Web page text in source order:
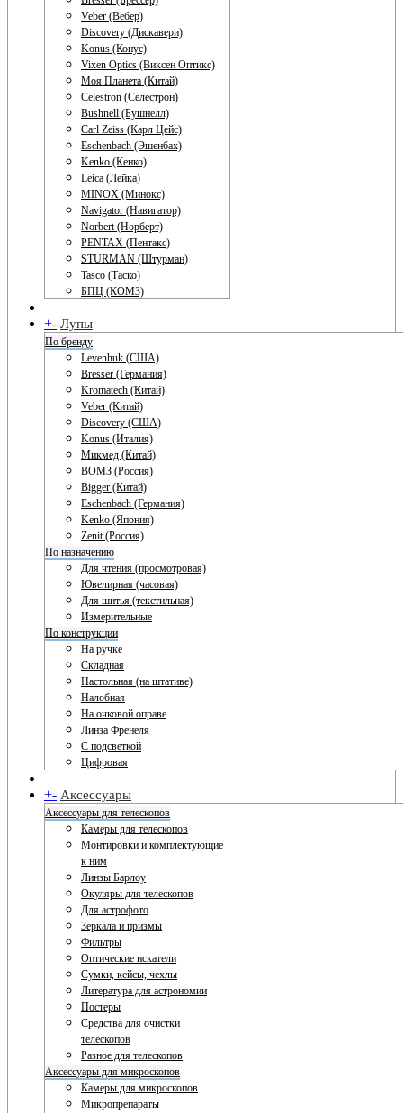
Veber (Вебер)
Discovery (Дискавери)
Konus (Конус)
Vixen Optics (Виксен Оптикс)
Моя Планета (Китай)
Celestron (Селестрон)
Bushnell (Бушнелл)
Carl Zeiss (Карл Цейс)
Eschenbach (Эшенбах)
Kenko (Кенко)
Leica (Лейка)
MINOX (Минокс)
Navigator (Навигатор)
Norbert (Норберт)
PENTAX (Пентакс)
STURMAN (Штурман)
Tasco (Таско)
БПЦ (КОМЗ)
+- Лупы
По бренду
Levenhuk (США)
Bresser (Германия)
Kromatech (Китай)
Veber (Китай)
Discovery (США)
Konus (Италия)
Микмед (Китай)
ВОМЗ (Россия)
Bigger (Китай)
Eschenbach (Германия)
Kenko (Япония)
Zenit (Россия)
По назначению
Для чтения (просмотровая)
Ювелирная (часовая)
Для шитья (текстильная)
Измерительные
По конструкции
На ручке
Складная
Настольная (на штативе)
Налобная
На очковой оправе
Линза Френеля
С подсветкой
Цифровая
+- Аксессуары
Аксессуары для телескопов
Камеры для телескопов
Монтировки и комплектующие
к ним
Линзы Барлоу
Окуляры для телескопов
Для астрофото
Зеркала и призмы
Фильтры
Оптические искатели
Сумки, кейсы, чехлы
Литература для астрономии
Постеры
Средства для очистки
телескопов
Разное для телескопов
Аксессуары для микроскопов
Камеры для микроскопов
Микропрепараты